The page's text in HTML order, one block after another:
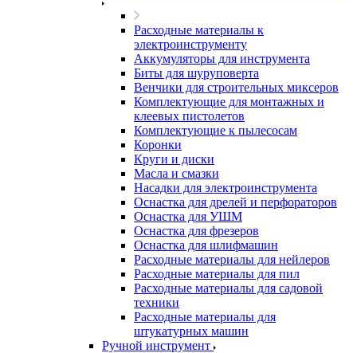
Расходные материалы к
электроинструменту
Аккумуляторы для инструмента
Биты для шуруповерта
Венчики для строительных миксеров
Комплектующие для монтажных и
клеевых пистолетов
Комплектующие к пылесосам
Коронки
Круги и диски
Масла и смазки
Насадки для электроинструмента
Оснастка для дрелей и перфораторов
Оснастка для УШМ
Оснастка для фрезеров
Оснастка для шлифмашин
Расходные материалы для нейлеров
Расходные материалы для пил
Расходные материалы для садовой
техники
Расходные материалы для
штукатурных машин
Ручной инструмент